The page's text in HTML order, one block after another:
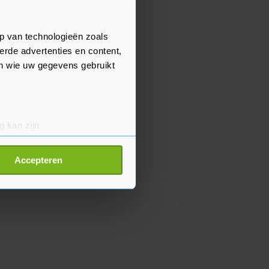
van technologieën zoals
advertenties en content,
wie uw gegevens gebruikt
kan zijn
detailgedeelte
Accepteren